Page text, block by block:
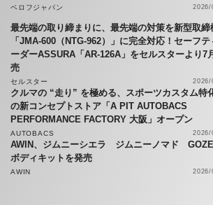
ベロフジャパン
2026/
最先端の取り締まりに、最先端の対策を新型取締
「JMA-600（NTG-962）」に完全対応！セーフテ
ーダーASSURA「AR-126A」をセルスターより7
売
セルスター 2026/
クルマの “走り” を極める、スポーツカスタム特
の新コンセプトストア「A PIT AUTOBACS
PERFORMANCE FACTORY 大阪」オープン
AUTOBACS 2026/
AWIN、ジムニーシエラ ジムニーノマド
ボディキットを発売
AWIN
2026/